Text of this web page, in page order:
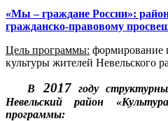
«Мы – граждане России»:
гражданско-правовому
Цель программы: формирование
культуры жителей Невельского
В 2017году
Невельский район
программы: